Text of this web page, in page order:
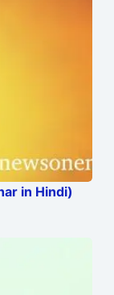
in Hindi)